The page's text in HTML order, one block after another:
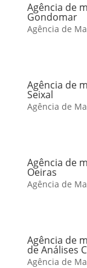
Agência de
Gondomar
Agência de
Agência de
Seixal
Agência de
Agência de
Oeiras
Agência de
Agência de
de Análises
Agência de